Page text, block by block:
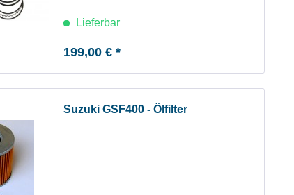
Lieferbar
199,00 € *
Suzuki GSF400 - Ölfilter